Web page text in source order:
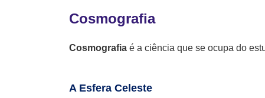
Cosmografia
Cosmografia é a ciência que se ocupa do
A Esfera Celeste